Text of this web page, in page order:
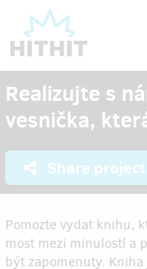
Realizujte s
vesnička,
Share project
Pomozte vydat knihu,
most mezi minulostí a
být zapomenuty.